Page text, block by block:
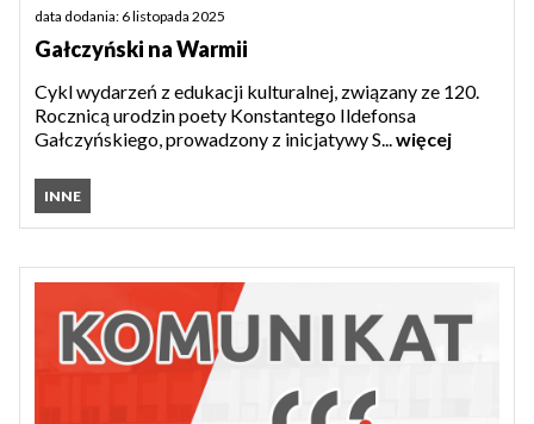
data dodania: 6 listopada 2025
Gałczyński na Warmii
Cykl wydarzeń z edukacji kulturalnej, związany ze 120.
Rocznicą urodzin poety Konstantego Ildefonsa
Gałczyńskiego, prowadzony z inicjatywy S...więcej
INNE